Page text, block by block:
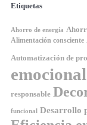
Etiquetas
Ahorro de energía
Alimentación consciente
Automatización de
emocional
responsable
funcional Desarrollo